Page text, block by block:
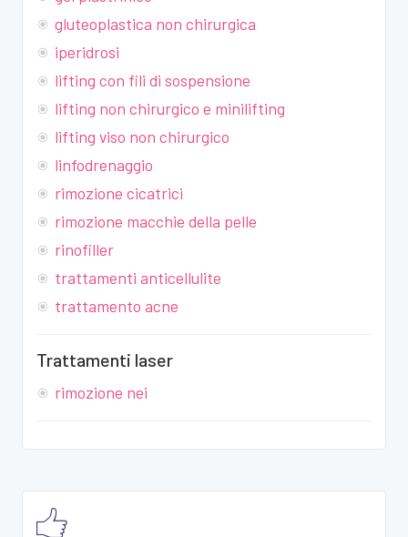
gluteoplastica non chirurgica
iperidrosi
lifting con fili di sospensione
lifting non chirurgico e minilifting
lifting viso non chirurgico
linfodrenaggio
rimozione cicatrici
rimozione macchie della pelle
rinofiller
trattamenti anticellulite
trattamento acne
Trattamenti laser
rimozione nei